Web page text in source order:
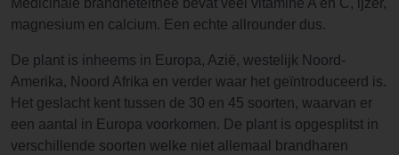
Medicinale brandnetelthee bevat veel vitamine A en C, ijzer,
magnesium en calcium. Een echte allrounder dus.
De plant is inheems in Europa, Azië, westelijk Noord-
Amerika, Noord Afrika en verder waar het geïntroduceerd is.
Het geslacht kent tussen de 30 en 45 soorten, waarvan er
een aantal in Europa voorkomen. De plant is opgesplitst in
verschillende soorten welke niet allemaal brandharen